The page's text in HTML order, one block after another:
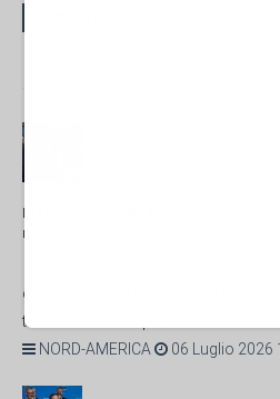
Ma perché Donald Trump continua
molto semplice
democrazia del mondo, che fa
torna a irridere la presidente del
NORD-AMERICA
06 Luglio 2026